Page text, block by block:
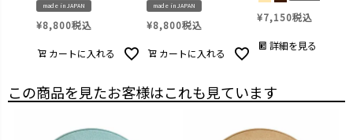
made in JAPAN
¥8,800税込
カートに入れる
made in JAPAN
¥8,800税込
カートに入れる
¥7,150税込
詳細を見る
この商品を見たお客様はこれも見ています